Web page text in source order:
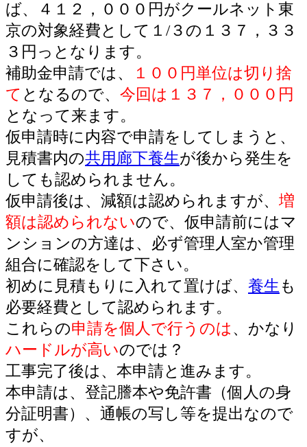
ば、４１２，０００円がクールネット東
京の対象経費として１/３の１３７，３３
３円っとなります。
補助金申請では、
１００円単位は切り捨
て となるので、 今回は１３７，０００円
となって来ます。
仮申請時に内容で申請をしてしまうと、
見積書内の共用廊下養生が後から発生を
しても認められません。
仮申請後は、減額は認められますが、 増
額は認められないので、仮申請前にはマ
ンションの方達は、必ず管理人室か管理
組合に確認をして下さい。
初めに見積もりに入れて置けば、 養生 も
必要経費として認められます。
これらの申請を個人で行うのは 、かなり
ハードルが高いのでは？
工事完了後は、本申請と進みます。
本申請は、登記謄本や免許書（個人の身
分証明書）、通帳の写し等を提出なので
すが、